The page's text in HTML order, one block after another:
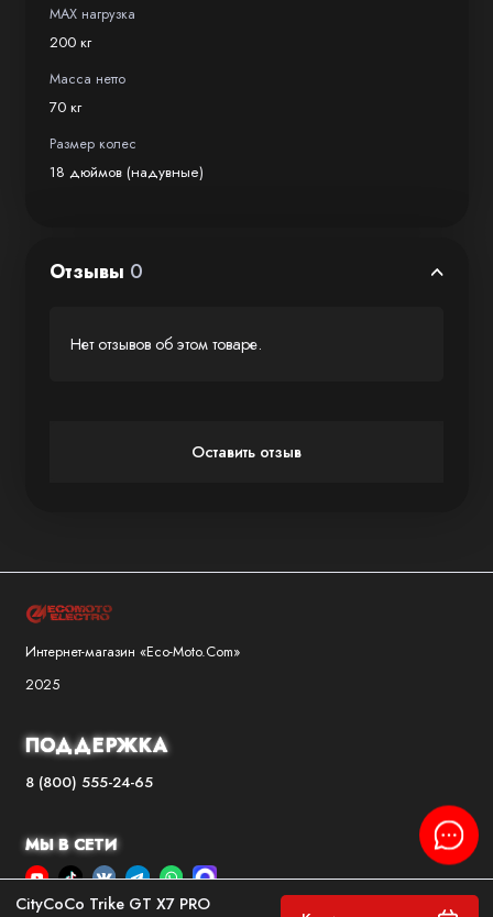
CityCoCo Trike GT X7 PRO
MAX нагрузка
200 кг
Масса нетто
70 кг
Размер колес
18 дюймов (надувные)
Отзывы 0
Нет отзывов об этом товаре.
Оставить отзыв
Интернет-магазин «Eco-Moto.Com»
2025
ПОДДЕРЖКА
8 (800) 555-24-65
МЫ В СЕТИ